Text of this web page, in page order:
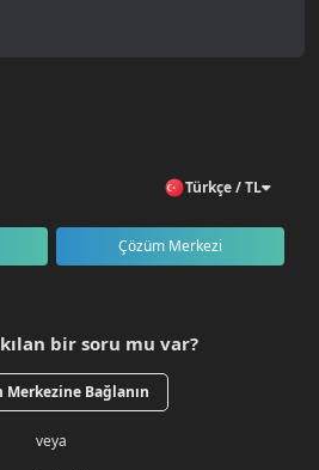
Türkçe / TL
Çözüm Merkezi
bir soru mu var?
Merkezine Bağlanın
veya